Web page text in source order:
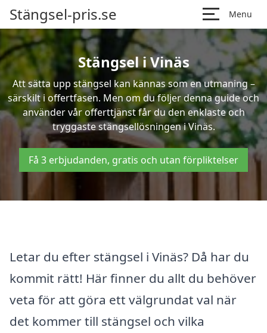
Stängsel-pris.se Menu
Stängsel i Vinäs
Att sätta upp stängsel kan kännas som en utmaning –
särskilt i offertfasen. Men om du följer denna guide och
använder vår offerttjänst får du den enklaste och
tryggaste stängsellösningen i Vinäs.
Få 3 erbjudanden, gratis och utan förpliktelser
Letar du efter stängsel i Vinäs? Då har du
kommit rätt! Här finner du allt du behöver
veta för att göra ett välgrundat val när
det kommer till stängsel och vilka